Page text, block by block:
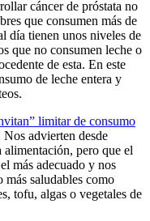
cáncer de próstata no
que consumen más de
día tienen unos niveles de
que no consumen leche o
de esta. En este
de leche entera y
limitar de consumo
advierten desde
pero que el
más adecuado y nos
más saludables como
tofu, algas o vegetales de